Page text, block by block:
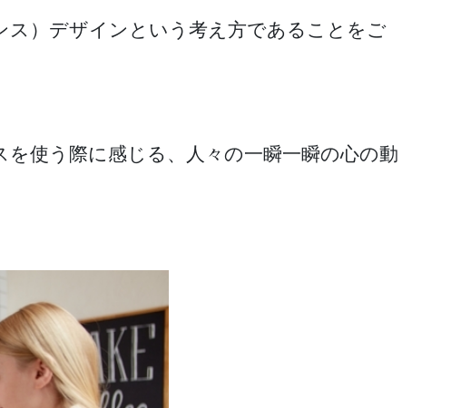
ス）デザインという考え方であることをご
使う際に感じる、人々の一瞬一瞬の心の動